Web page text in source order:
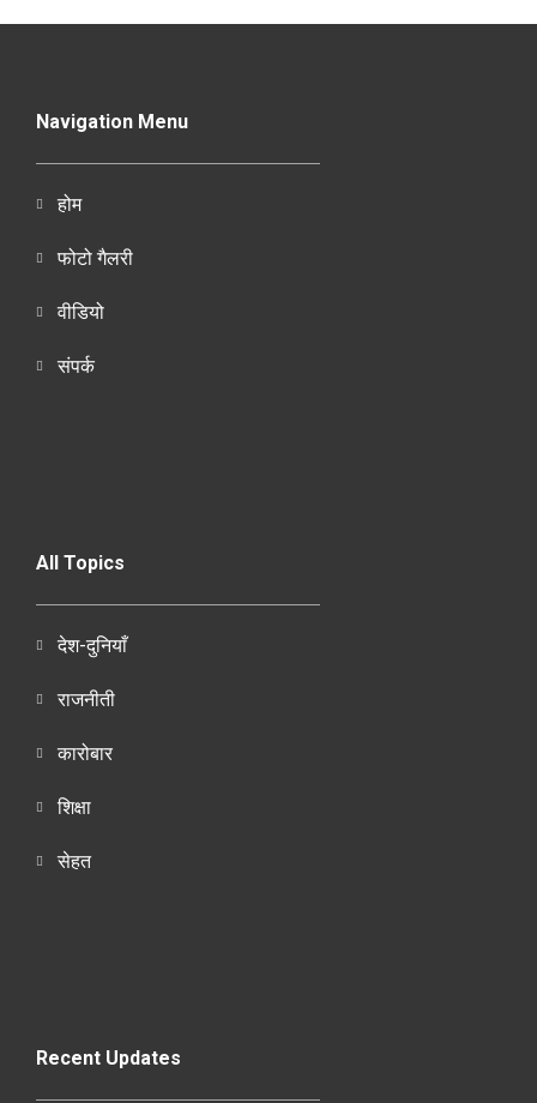
Navigation Menu
होम
फोटो गैलरी
वीडियो
संपर्क
All Topics
देश-दुनियाँ
राजनीती
कारोबार
शिक्षा
सेहत
Recent Updates